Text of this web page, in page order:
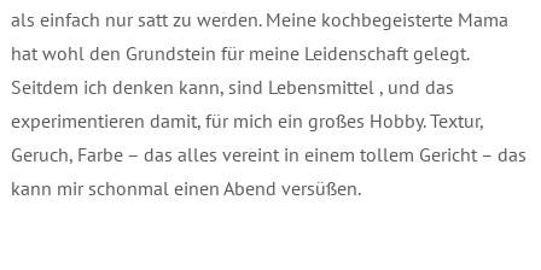
als einfach nur satt zu werden. Meine kochbegeisterte Mama
hat wohl den Grundstein für meine Leidenschaft gelegt.
Seitdem ich denken kann, sind Lebensmittel , und das
experimentieren damit, für mich ein großes Hobby. Textur,
Geruch, Farbe – das alles vereint in einem tollem Gericht – das
kann mir schonmal einen Abend versüßen.